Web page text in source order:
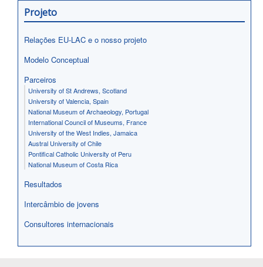
Projeto
Relações EU-LAC e o nosso projeto
Modelo Conceptual
Parceiros
University of St Andrews, Scotland
University of Valencia, Spain
National Museum of Archaeology, Portugal
International Council of Museums, France
University of the West Indies, Jamaica
Austral University of Chile
Pontifical Catholic University of Peru
National Museum of Costa Rica
Resultados
Intercâmbio de jovens
Consultores internacionais